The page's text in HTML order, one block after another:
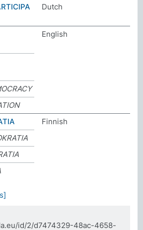
Dutch
English
Finnish
id/2/d7474329-48ac-4658-